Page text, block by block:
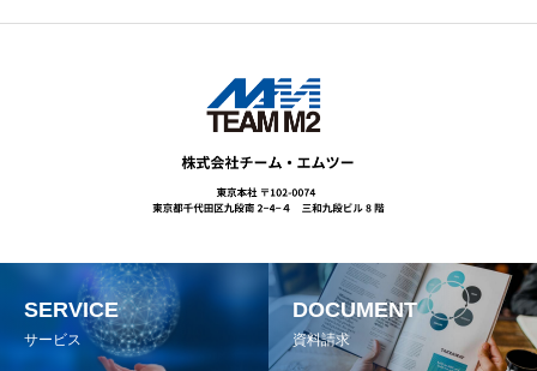
SERVICE
サービス
DOCUMENT
資料請求